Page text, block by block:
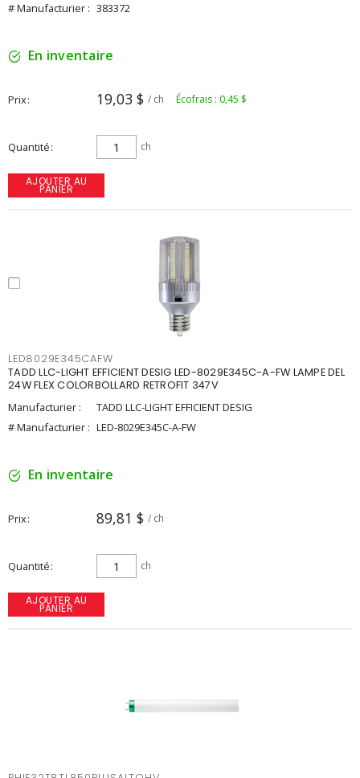
# Manufacturier : 383372
En inventaire
Prix 19,03 $ / ch Écofrais : 0,45 $
Quantité ch
AJOUTER AU
PANIER
LED8029E345CAFW
TADD LLC-LIGHT EFFICIENT DESIG LED-8029E345C-A-FW LAMPE DEL
24W FLEX COLORBOLLARD RETROFIT 347V
Manufacturier :
TADD LLC-LIGHT EFFICIENT DESIG
# Manufacturier : LED-8029E345C-A-FW
En inventaire
Prix 89,81 $ / ch
Quantité ch
AJOUTER AU
PANIER